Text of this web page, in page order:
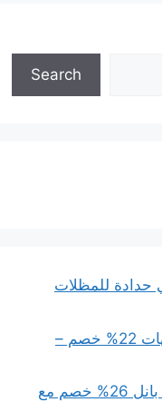
Search
فني حدادة للمظلات
سواتر حديد مجدول وشرائح للواجهات 22% خصم –
مقاول ساندوتش بانل تركيب ألواح بانل 26% خصم مع